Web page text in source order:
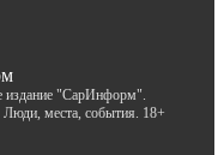
"СарИнформ".
Люди, места, события. 18+